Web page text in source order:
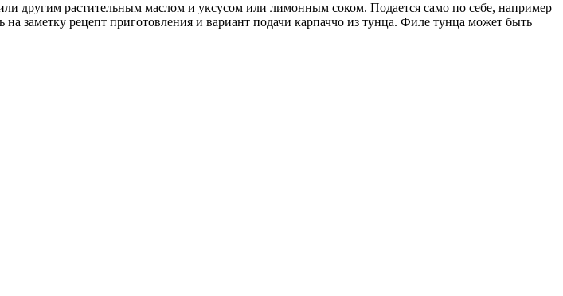
другим растительным маслом и уксусом или лимонным соком. Подается само по себе, например
заметку рецепт приготовления и вариант подачи карпаччо из тунца. Филе тунца может быть